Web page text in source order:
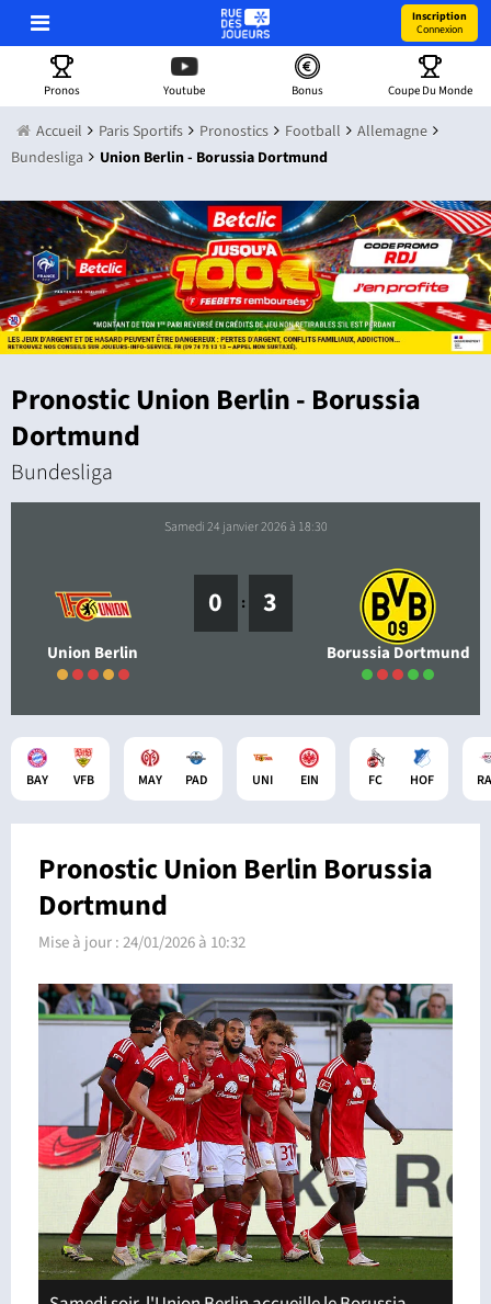
Inscription
Connexion
Pronos Youtube Bonus Coupe Du Monde
Accueil Paris Sportifs Pronostics Football
Allemagne
Bundesliga
Union Berlin - Borussia Dortmund
Pronostic Union Berlin - Borussia
Dortmund
Bundesliga
Union Berlin
0 : 3
samedi 24 janvier 2026 à 18:30
Borussia Dortmund
BAY VFB MAY PAD UNI EIN FC HOF
Pronostic Union Berlin Borussia
Dortmund
Mise à jour :24/01/2026 à 10:32